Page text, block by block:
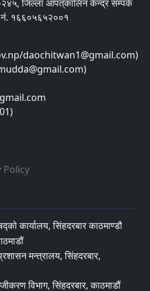
जिल्ला आपत्‌कालिन केन्द्र सम्पर्क
१६६०५६५२००१
daochitwan1@gmail.com)
Policy
कार्यालय, सिंहदरबार काठमाण्डौ
मन्त्रालय, सिंहदरबार,
विभाग, सिंहदरबार, काठमाडौं